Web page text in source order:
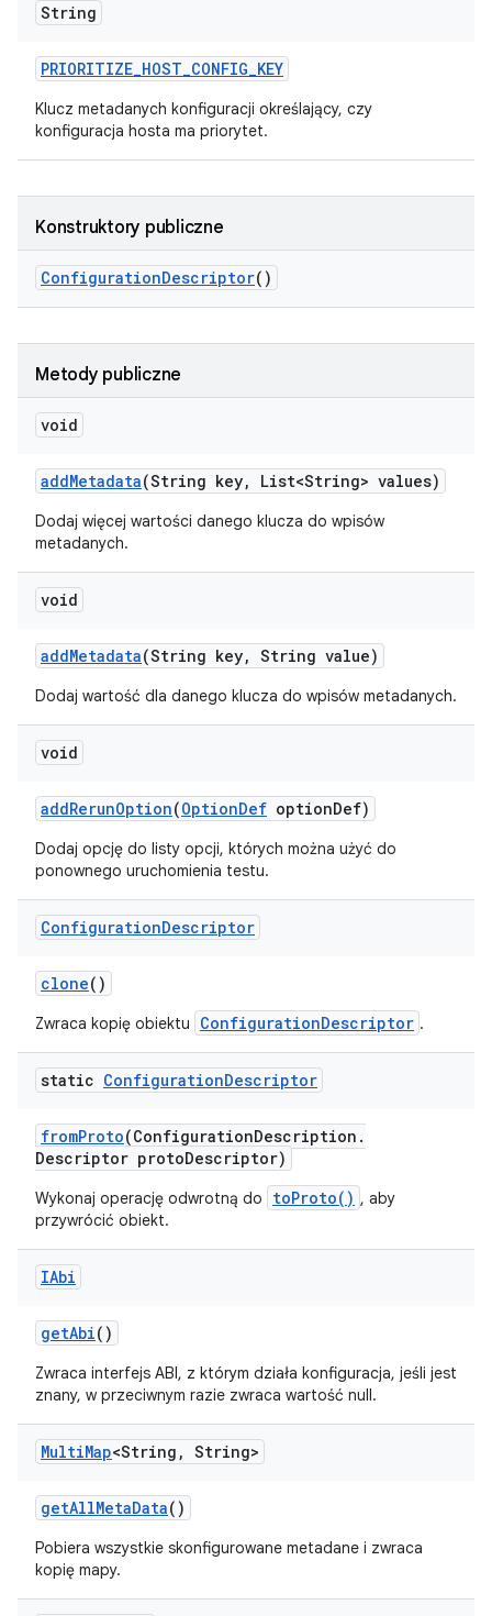
String
PRIORITIZE_HOST_CONFIG_KEY
Klucz metadanych konfiguracji określający, czy
konfiguracja hosta ma priorytet.
Konstruktory publiczne
ConfigurationDescriptor()
Metody publiczne
void
addMetadata(String key, List<String> values)
Dodaj więcej wartości danego klucza do wpisów
metadanych.
void
addMetadata(String key, String value)
Dodaj wartość dla danego klucza do wpisów metadanych.
void
addRerunOption(OptionDef optionDef)
Dodaj opcję do listy opcji, których można użyć do
ponownego uruchomienia testu.
ConfigurationDescriptor
clone()
Zwraca kopię obiektu ConfigurationDescriptor .
static ConfigurationDescriptor
fromProto(ConfigurationDescription .
Descriptor protoDescriptor)
Wykonaj operację odwrotną do toProto() , aby
przywrócić obiekt.
IAbi
getAbi()
Zwraca interfejs ABI, z którym działa konfiguracja, jeśli jest
znany, w przeciwnym razie zwraca wartość null.
MultiMap<String , String>
getAllMetaData()
Pobiera wszystkie skonfigurowane metadane i zwraca
kopię mapy.